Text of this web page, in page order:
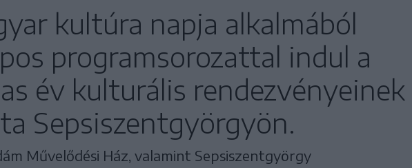
kultúra napja alkalmából
programsorozattal indul a
év kulturális rendezvényeinek
Sepsiszentgyörgyön.
Művelődési Ház, valamint Sepsiszentgyörgy